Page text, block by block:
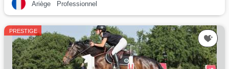
Ariège Professionnel
PRESTIGE